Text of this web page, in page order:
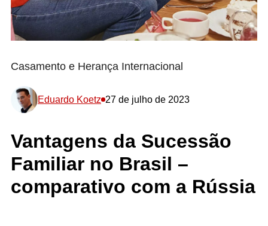
Casamento e Herança Internacional
Eduardo Koetz 27 de julho de 2023
Vantagens da Sucessão
Familiar no Brasil –
comparativo com a Rússia